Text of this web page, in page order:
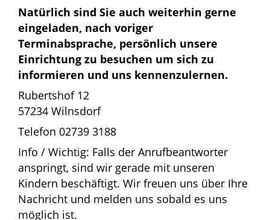
Natürlich sind Sie auch weiterhin gerne
eingeladen, nach voriger
Terminabsprache, persönlich unsere
Einrichtung zu besuchen um sich zu
informieren und uns kennenzulernen.
Rubertshof 12
57234 Wilnsdorf
Telefon 02739 3188
Info / Wichtig: Falls der Anrufbeantworter
anspringt, sind wir gerade mit unseren
Kindern beschäftigt. Wir freuen uns über Ihre
Nachricht und melden uns sobald es uns
möglich ist.